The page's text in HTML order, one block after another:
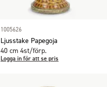
1005626
Ljusstake Papegoja
40 cm 4st/förp.
Logga in för att se pris